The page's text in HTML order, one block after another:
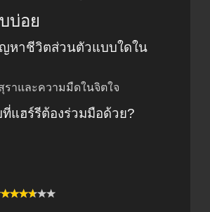
บ่อย
หาชีวิตส่วนตัวแบบใดใน
าและความมืดในจิตใจ
แฮร์รีต้องร่วมมือด้วย?